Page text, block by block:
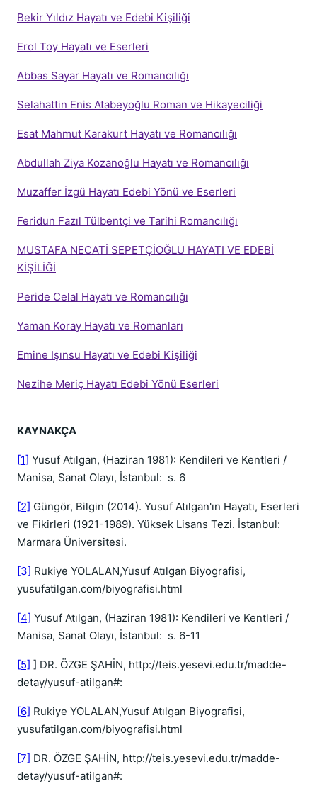
Bekir Yıldız Hayatı ve Edebi Kişiliği
Erol Toy Hayatı ve Eserleri
Abbas Sayar Hayatı ve Romancılığı
Selahattin Enis Atabeyoğlu Roman ve Hikayeciliği
Esat Mahmut Karakurt Hayatı ve Romancılığı
Abdullah Ziya Kozanoğlu Hayatı ve Romancılığı
Muzaffer İzgü Hayatı Edebi Yönü ve Eserleri
Feridun Fazıl Tülbentçi ve Tarihi Romancılığı
MUSTAFA NECATİ SEPETÇİOĞLU HAYATI VE EDEBİ
KİŞİLİĞİ
Peride Celal Hayatı ve Romancılığı
Yaman Koray Hayatı ve Romanları
Emine Işınsu Hayatı ve Edebi Kişiliği
Nezihe Meriç Hayatı Edebi Yönü Eserleri
KAYNAKÇA
[1] Yusuf Atılgan, (Haziran 1981): Kendileri ve Kentleri /
Manisa, Sanat Olayı, İstanbul: s. 6
[2] Güngör, Bilgin (2014). Yusuf Atılgan'ın Hayatı, Eserleri
ve Fikirleri (1921-1989). Yüksek Lisans Tezi. İstanbul:
Marmara Üniversitesi.
[3] Rukiye YOLALAN,Yusuf Atılgan Biyografisi,
yusufatilgan.com/biyografisi.html
[4] Yusuf Atılgan, (Haziran 1981): Kendileri ve Kentleri /
Manisa, Sanat Olayı, İstanbul: s. 6-11
[5] ] DR. ÖZGE ŞAHİN, http://teis.yesevi.edu.tr/madde-
detay/yusuf-atilgan#:
[6] Rukiye YOLALAN,Yusuf Atılgan Biyografisi,
yusufatilgan.com/biyografisi.html
[7] DR. ÖZGE ŞAHİN, http://teis.yesevi.edu.tr/madde-
detay/yusuf-atilgan#: